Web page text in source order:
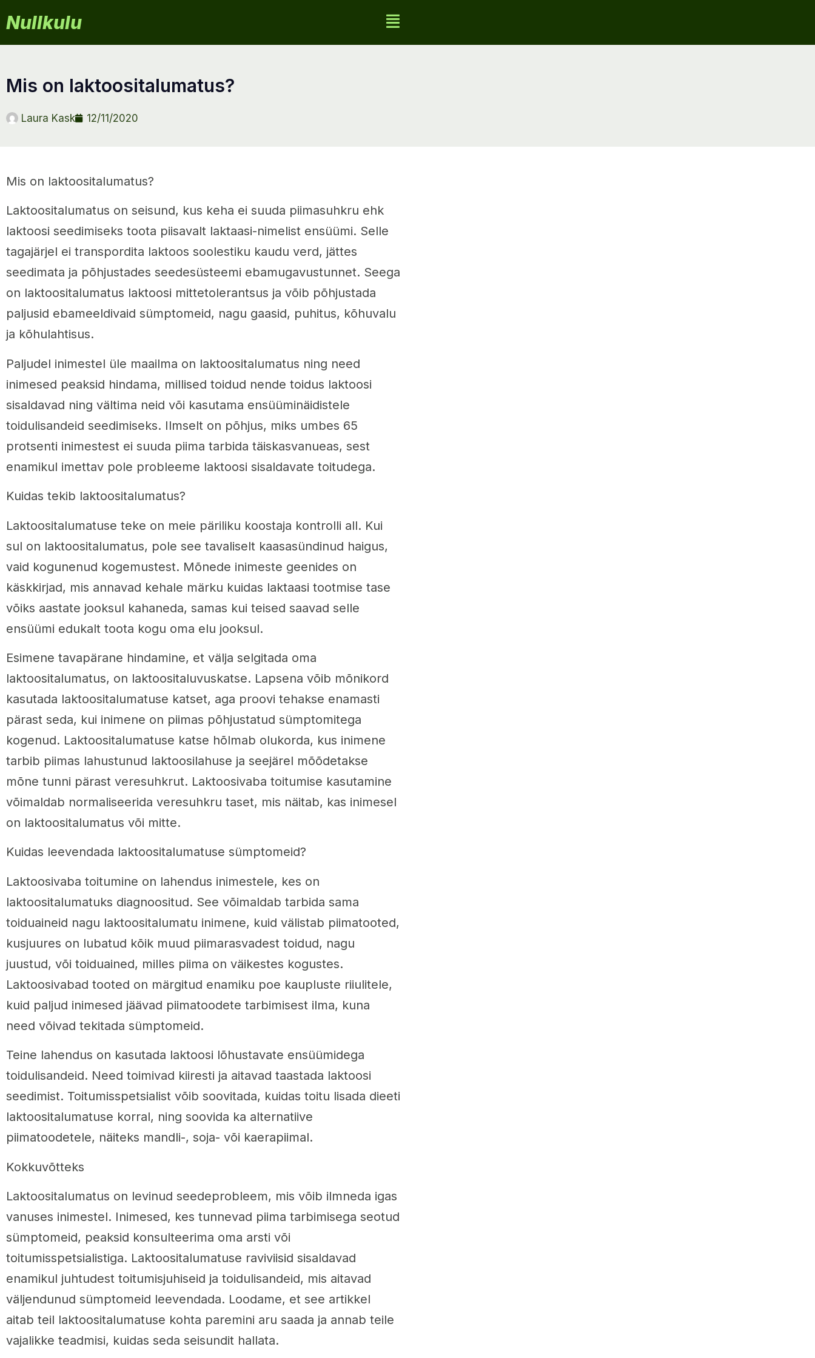
Nullkulu
mis on laktoositalumatus?
Laura Kask 12/11/2020
Mis on laktoositalumatus?
Laktoositalumatus on seisund, kus keha ei suuda piimasuhkru ehk
laktoosi seedimiseks toota piisavalt laktaasi-nimelist ensüümi. Selle
tagajärjel ei transpordita laktoos soolestiku kaudu verd, jättes
seedimata ja põhjustades seedesüsteemi ebamugavustunnet. Seega
on laktoositalumatus laktoosi mittetolerantsus ja võib põhjustada
paljusid ebameeldivaid sümptomeid, nagu gaasid, puhitus, kõhuvalu
ja kõhulahtisus.
Paljudel inimestel üle maailma on laktoositalumatus ning need
inimesed peaksid hindama, millised toidud nende toidus laktoosi
sisaldavad ning vältima neid või kasutama ensüüminäidistele
toidulisandeid seedimiseks. Ilmselt on põhjus, miks umbes 65
protsenti inimestest ei suuda piima tarbida täiskasvanueas, sest
enamikul imettav pole probleeme laktoosi sisaldavate toitudega.
Kuidas tekib laktoositalumatus?
Laktoositalumatuse teke on meie päriliku koostaja kontrolli all. Kui
sul on laktoositalumatus, pole see tavaliselt kaasasündinud haigus,
vaid kogunenud kogemustest. Mõnede inimeste geenides on
käskkirjad, mis annavad kehale märku kuidas laktaasi tootmise tase
võiks aastate jooksul kahaneda, samas kui teised saavad selle
ensüümi edukalt toota kogu oma elu jooksul.
Esimene tavapärane hindamine, et välja selgitada oma
laktoositalumatus, on laktoositaluvuskatse. Lapsena võib mõnikord
kasutada laktoositalumatuse katset, aga proovi tehakse enamasti
pärast seda, kui inimene on piimas põhjustatud sümptomitega
kogenud. Laktoositalumatuse katse hõlmab olukorda, kus inimene
tarbib piimas lahustunud laktoosilahuse ja seejärel mõõdetakse
mõne tunni pärast veresuhkrut. Laktoosivaba toitumise kasutamine
võimaldab normaliseerida veresuhkru taset, mis näitab, kas inimesel
on laktoositalumatus või mitte.
Kuidas leevendada laktoositalumatuse sümptomeid?
Laktoosivaba toitumine on lahendus inimestele, kes on
laktoositalumatuks diagnoositud. See võimaldab tarbida sama
toiduaineid nagu laktoositalumatu inimene, kuid välistab piimatooted,
kusjuures on lubatud kõik muud piimarasvadest toidud, nagu
juustud, või toiduained, milles piima on väikestes kogustes.
Laktoosivabad tooted on märgitud enamiku poe kaupluste riiulitele,
kuid paljud inimesed jäävad piimatoodete tarbimisest ilma, kuna
need võivad tekitada sümptomeid.
Teine lahendus on kasutada laktoosi lõhustavate ensüümidega
toidulisandeid. Need toimivad kiiresti ja aitavad taastada laktoosi
seedimist. Toitumisspetsialist võib soovitada, kuidas toitu lisada dieeti
laktoositalumatuse korral, ning soovida ka alternatiive
piimatoodetele, näiteks mandli-, soja- või kaerapiimal.
Kokkuvõtteks
Laktoositalumatus on levinud seedeprobleem, mis võib ilmneda igas
vanuses inimestel. Inimesed, kes tunnevad piima tarbimisega seotud
sümptomeid, peaksid konsulteerima oma arsti või
toitumisspetsialistiga. Laktoositalumatuse raviviisid sisaldavad
enamikul juhtudest toitumisjuhiseid ja toidulisandeid, mis aitavad
väljendunud sümptomeid leevendada. Loodame, et see artikkel
aitab teil laktoositalumatuse kohta paremini aru saada ja annab teile
vajalikke teadmisi, kuidas seda seisundit hallata.